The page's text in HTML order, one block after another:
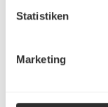
Statistiken
Marketing